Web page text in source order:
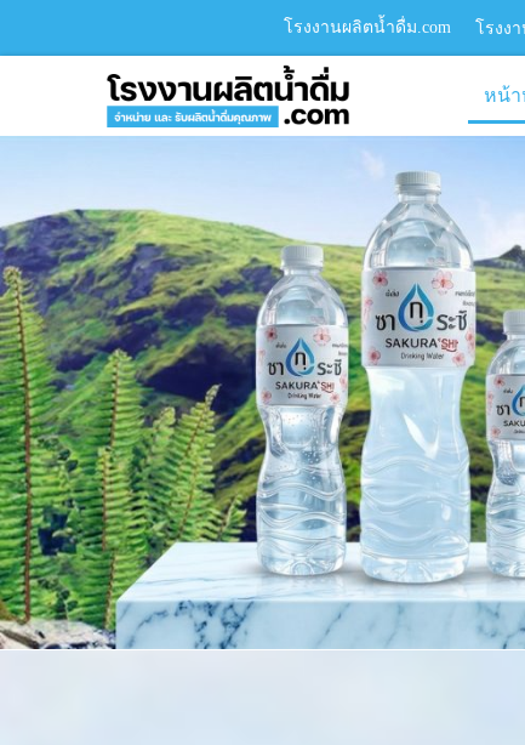
โรงงานผลิตน้ำดื่ม.com โรงง
หน้า